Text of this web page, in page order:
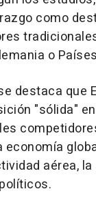
como
o
destaca que
"sólida"
aérea,